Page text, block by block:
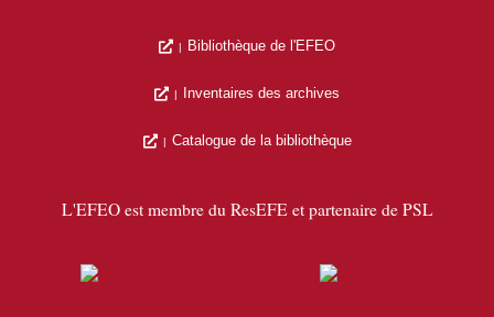
Bibliothèque de l'EFEO
Inventaires des archives
Catalogue de la bibliothèque
L'EFEO est membre du ResEFE et partenaire de PSL